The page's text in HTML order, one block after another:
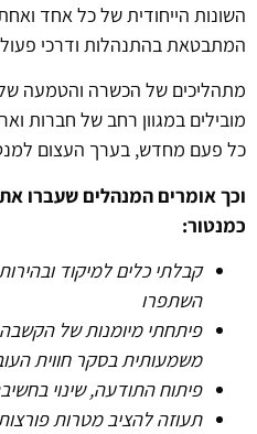
השונות הייחודית של כל אחד
המתבטאת בהתנהלות ודרכי
מתהליכים של הכשרה והטמעה של
מובילים במגוון רחב של חברות
כל פעם מחדש, בערך העצום
וכך אומרים המנהלים שעברו
כמנטור:
קבלתי כלים למיקוד
השתפרו
פיתחתי מיומנות של
משמעותית בסקר חווית
פיתוח התודעה, שינוי
תעוזה להציב מטרות